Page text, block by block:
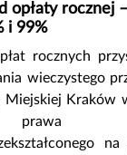
opłaty rocznej
i 99%
rocznych
wieczystego
Miejskiej Kraków